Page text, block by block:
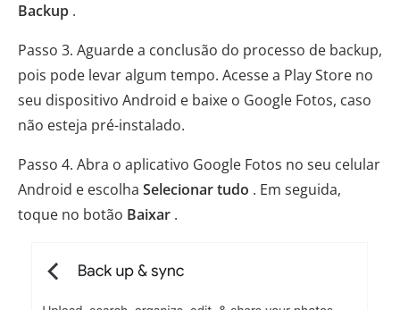
Backup .
Passo 3. Aguarde a conclusão do processo de backup,
pois pode levar algum tempo. Acesse a Play Store no
seu dispositivo Android e baixe o Google Fotos, caso
não esteja pré-instalado.
Passo 4. Abra o aplicativo Google Fotos no seu celular
Android e escolha Selecionar tudo . Em seguida,
toque no botão Baixar .